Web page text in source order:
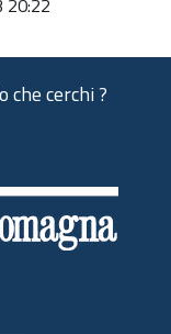
20:22
che cerchi ?